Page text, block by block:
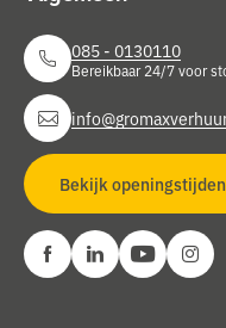
085 - 0130110
Bereikbaar 24/7 voor
Bekijk openingstijden